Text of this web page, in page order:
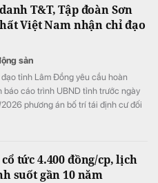
T&T, Tập đoàn Sơn
Việt Nam nhận chỉ đạo
sản
đạo tỉnh Lâm Đồng yêu cầu hoàn
báo cáo trình UBND tỉnh trước ngày
phương án bố trí tái định cư đối
tức 4.400 đồng/cp, lịch
suốt gần 10 năm